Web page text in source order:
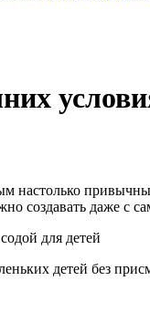
настолько
создавать даже с
детей без